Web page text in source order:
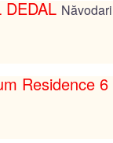
DEDAL Năvodari
Residence 6